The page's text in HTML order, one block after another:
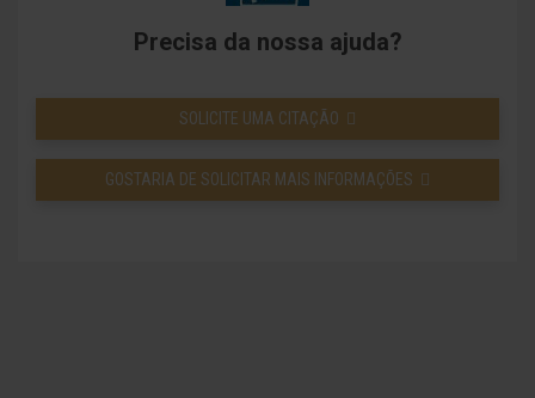
Precisa da nossa ajuda?
SOLICITE UMA CITAÇÃO
GOSTARIA DE SOLICITAR MAIS INFORMAÇÕES